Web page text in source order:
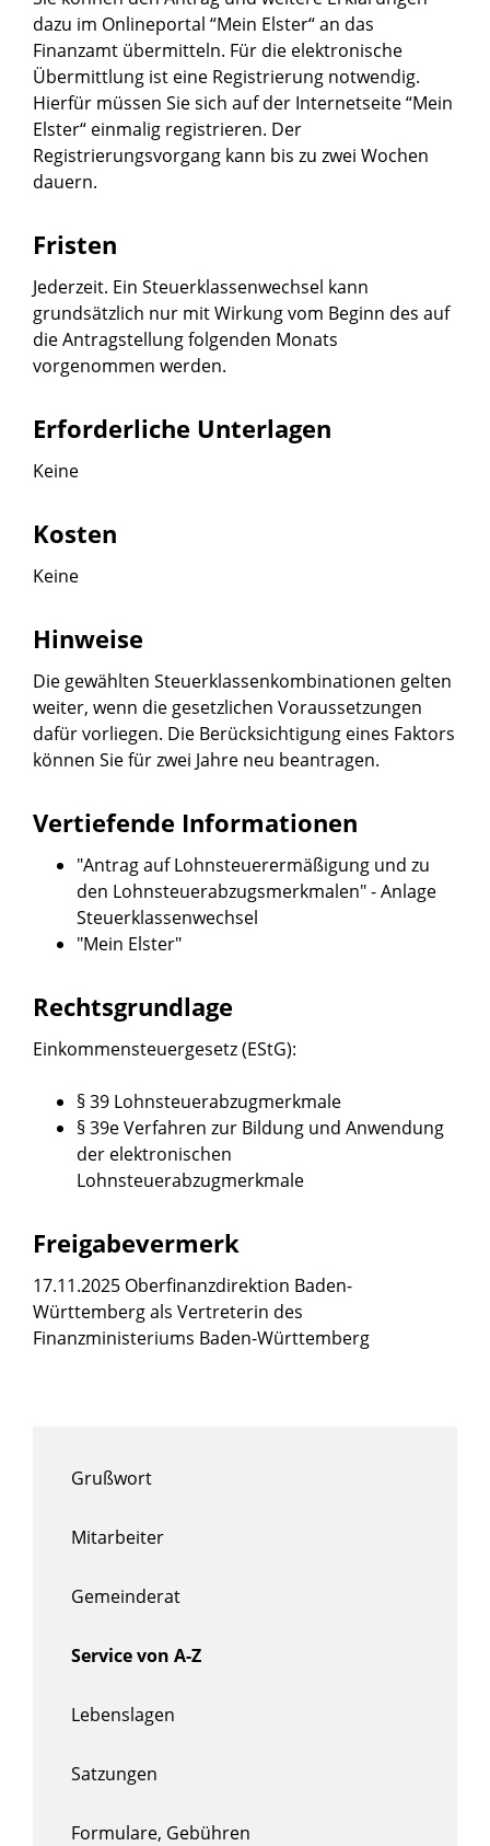
dazu im Onlineportal “Mein Elster“ an das
Finanzamt übermitteln. Für die elektronische
Übermittlung ist eine Registrierung notwendig.
Hierfür müssen Sie sich auf der Internetseite“Mein
Elster“ einmalig registrieren. Der
Registrierungsvorgang kann bis zu zwei Wochen
dauern.
Fristen
Jederzeit. Ein Steuerklassenwechsel kann
grundsätzlich nur mit Wirkung vom Beginn des auf
die Antragstellung folgenden Monats
vorgenommen werden.
Erforderliche Unterlagen
Keine
Kosten
Keine
Hinweise
Die gewählten Steuerklassenkombinationen gelten
weiter, wenn die gesetzlichen Voraussetzungen
dafür vorliegen. Die Berücksichtigung eines Faktors
können Sie für zwei Jahre neu beantragen.
Vertiefende Informationen
"Antrag auf Lohnsteuerermäßigung und zu
den Lohnsteuerabzugsmerkmalen"-Anlage
Steuerklassenwechsel
"Mein Elster"
Rechtsgrundlage
Einkommensteuergesetz (EStG):
§ 39 Lohnsteuerabzugmerkmale
§ 39e Verfahren zur Bildung und Anwendung
der elektronischen
Lohnsteuerabzugmerkmale
Freigabevermerk
17.11.2025 Oberfinanzdirektion Baden-
Württemberg als Vertreterin des
Finanzministeriums Baden-Württemberg
Grußwort
Mitarbeiter
Gemeinderat
Service von A-Z
Lebenslagen
Satzungen
Formulare, Gebühren